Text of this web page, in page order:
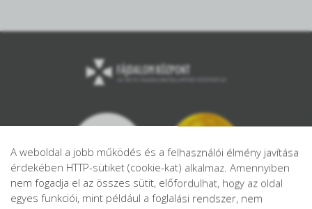
A weboldal a jobb működés és a felhasználói élmény javítása
érdekében HTTP-sütiket (cookie-kat) alkalmaz. Amennyiben
nem fogadja el az összes sütit, előfordulhat, hogy az oldal
egyes funkciói, mint például a foglalási rendszer, nem